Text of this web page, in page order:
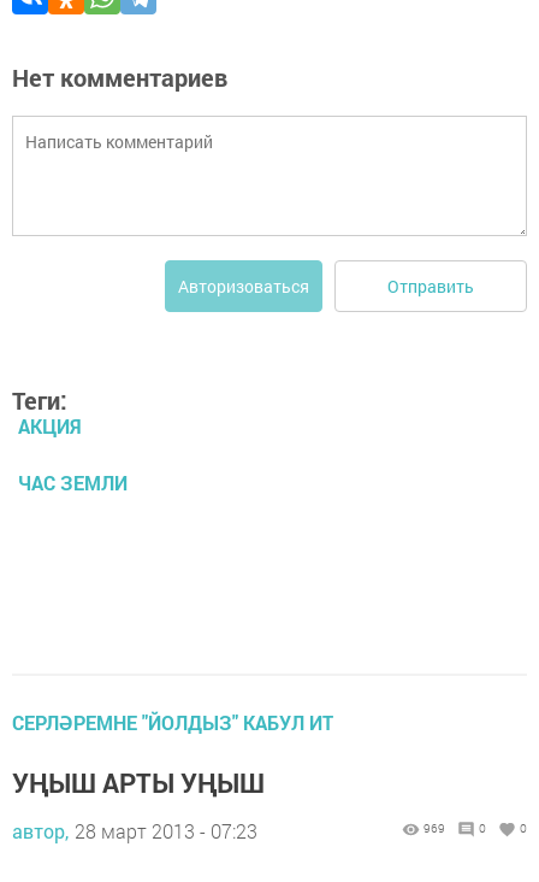
Нет комментариев
Авторизоваться Отправить
Теги:
АКЦИЯ
ЧАС ЗЕМЛИ
СЕРЛӘРЕМНЕ "ЙОЛДЫЗ" КАБУЛ ИТ
УҢЫШ АРТЫ УҢЫШ
автор, 28 март 2013 - 07:23 969 0 0